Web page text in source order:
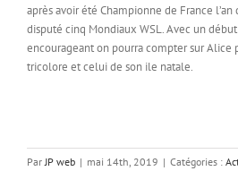
après avoir été Championne de France
disputé cinq Mondiaux WSL. Avec un
encourageant on pourra compter sur Alice
tricolore et celui de son ile natale.
Par JP web | mai 14th, 2019 | Catégories :